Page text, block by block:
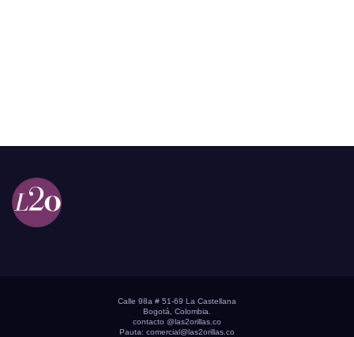
Calle 98a # 51-69 La Castellana
Bogotá, Colombia.
contacto @las2orillas.co
Pauta: comercial@las2orillas.co